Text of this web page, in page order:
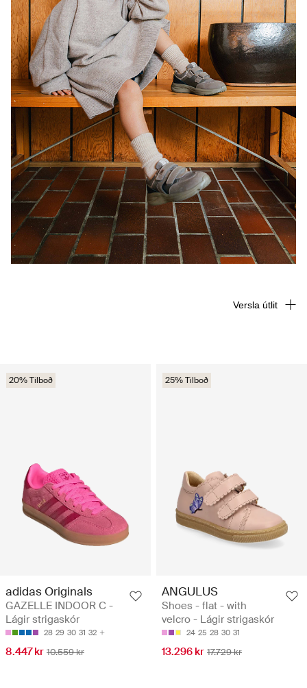
20% Tilboð
adidas Originals
GAZELLE INDOOR C -
Lágir strigaskór
28 29 30 31 32
8.447 kr 10.559 kr
25% Tilboð
ANGULUS
Shoes - flat - with
velcro - Lágir strigaskór
24 25 28 30 31
13.296 kr 17.729 kr
Versla útlit